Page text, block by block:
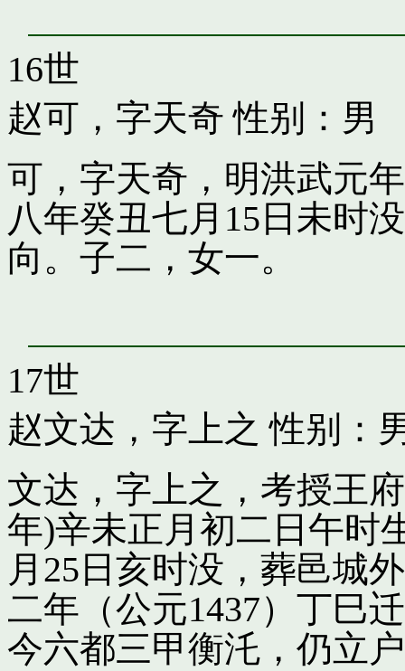
16世
赵可，字天奇 性别：男
可，字天奇，明洪武元
八年癸丑七月15日未时
向。子二，女一。
17世
赵文达，字上之 性别：
文达，字上之，考授王
年)辛未正月初二日午时
月25日亥时没，葬邑城
二年（公元1437）丁巳
今六都三甲衡汑，仍立